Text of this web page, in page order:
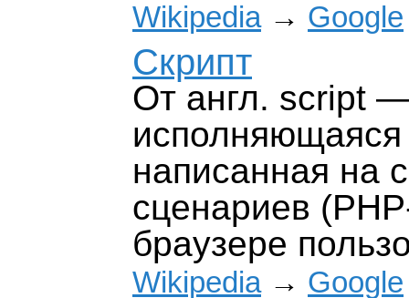
Wikipedia→ Google
Скрипт
От англ. script
исполняющаяся
написанная на
сценариев
браузере
Wikipedia→ Google